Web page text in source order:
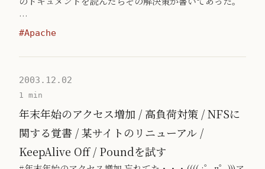
…
#Apache
2003.12.02
1 min
年末年始のアクセス増加 / 高負荷対策 / NFSに
関する覚書 / 某サイトのリニューアル /
KeepAlive Off / Poundを試す